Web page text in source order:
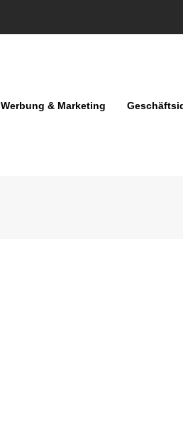
Werbung & Marketing